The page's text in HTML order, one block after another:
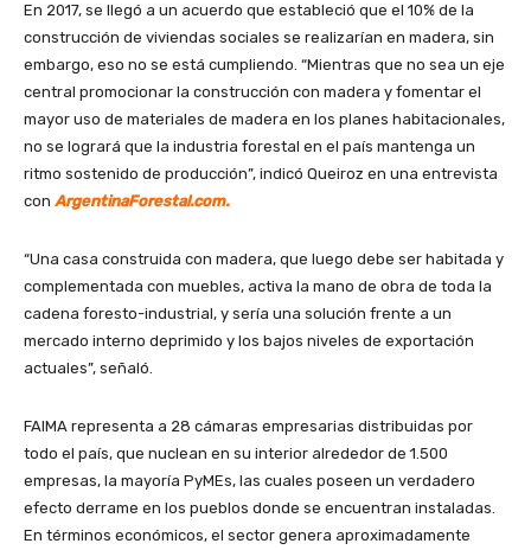
En 2017, se llegó a un acuerdo que estableció que el 10% de la
construcción de viviendas sociales se realizarían en madera, sin
embargo, eso no se está cumpliendo. “Mientras que no sea un eje
central promocionar la construcción con madera y fomentar el
mayor uso de materiales de madera en los planes habitacionales,
no se logrará que la industria forestal en el país mantenga un
ritmo sostenido de producción”, indicó Queiroz en una entrevista
con ArgentinaForestal.com.
“Una casa construida con madera, que luego debe ser habitada y
complementada con muebles, activa la mano de obra de toda la
cadena foresto-industrial, y sería una solución frente a un
mercado interno deprimido y los bajos niveles de exportación
actuales”, señaló.
FAIMA representa a 28 cámaras empresarias distribuidas por
todo el país, que nuclean en su interior alrededor de 1.500
empresas, la mayoría PyMEs, las cuales poseen un verdadero
efecto derrame en los pueblos donde se encuentran instaladas.
En términos económicos, el sector genera aproximadamente